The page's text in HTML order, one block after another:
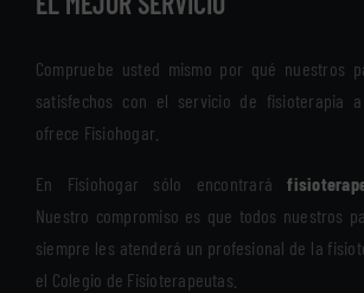
Compruebe usted mismo por qué nuestros
satisfechos con el servicio de fisioterapia
ofrece Fisiohogar.
En Fisiohogar sólo encontrará
Nuestro compromiso es que todos nuestros
siempre les atenderá un profesional de la
el Colegio de Fisioterapeutas.